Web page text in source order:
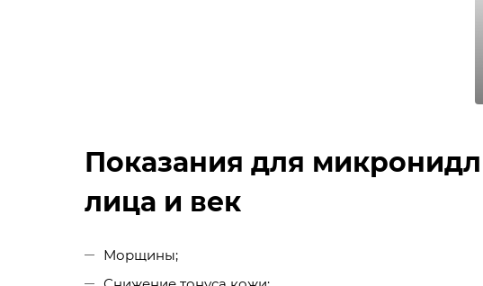
Показания для
лица и век
Морщины;